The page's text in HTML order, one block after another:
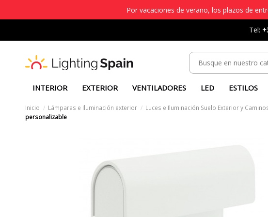
Por vacaciones de verano, los plazos de
Tel:
INTERIOR EXTERIOR VENTILADORES LED ESTILOS
Inicio Lámparas e Iluminación exterior Luces e Iluminación Suelo Exterior y
personalizable